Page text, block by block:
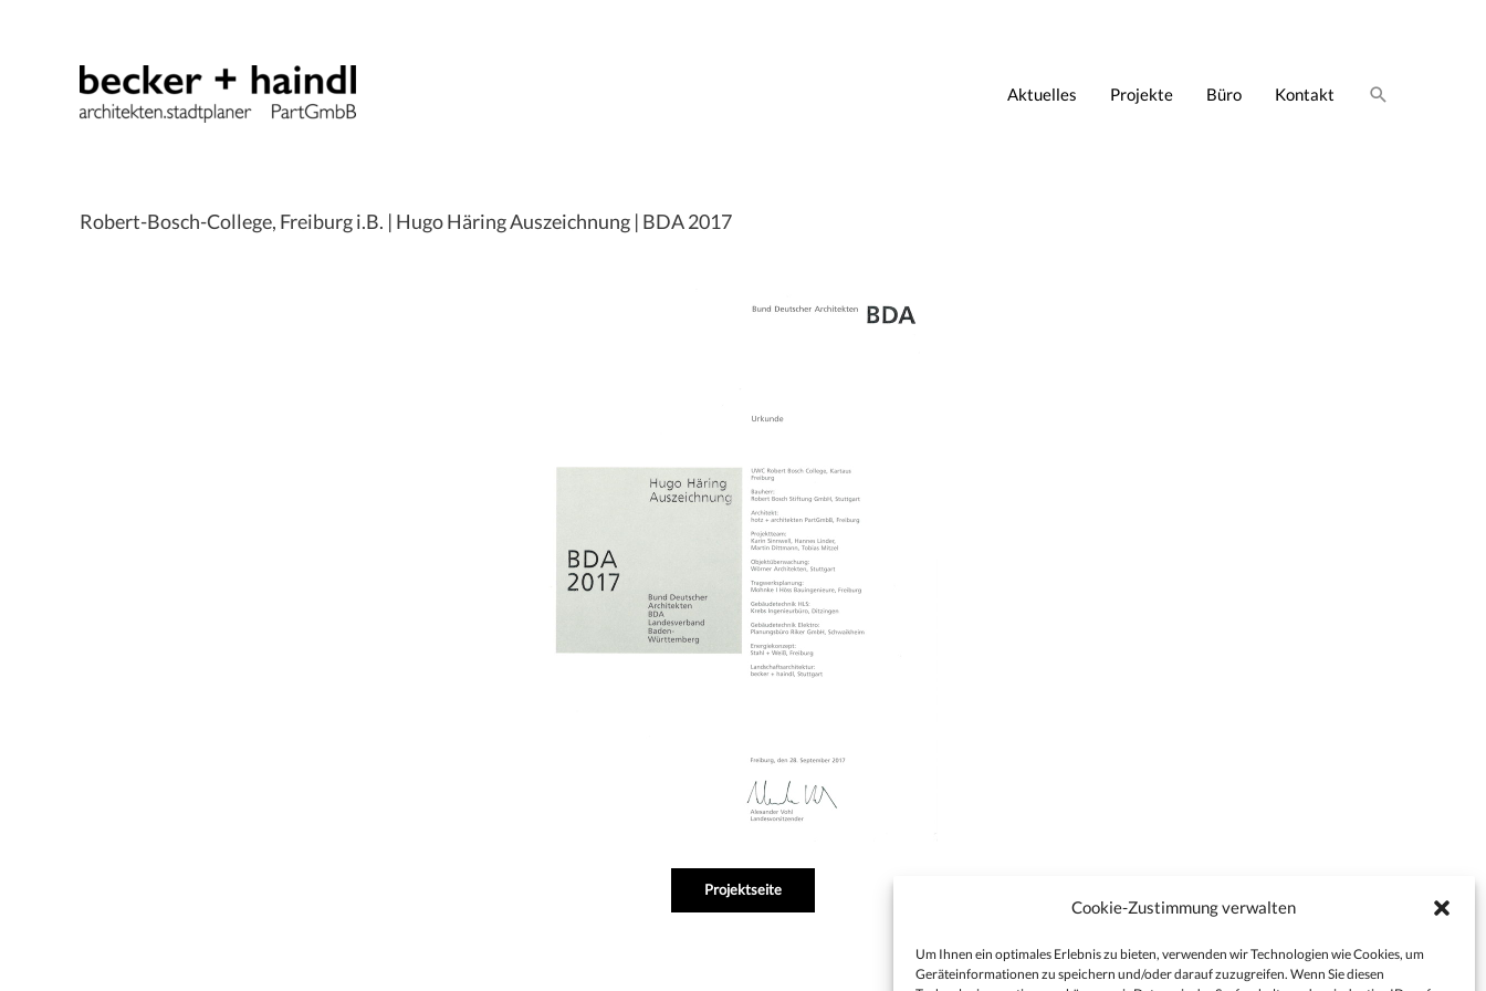
Cookie-Zustimmung verwalten
Um Ihnen ein optimales Erlebnis zu bieten, verwenden wir Technologien wie Cookies, um
Geräteinformationen zu speichern und/oder darauf zuzugreifen. Wenn Sie diesen
Aktuelles Projekte Büro Kontakt Suche
Robert-Bosch-College, Freiburg i.B. | Hugo Häring Auszeichnung | BDA 2017
Projektseite